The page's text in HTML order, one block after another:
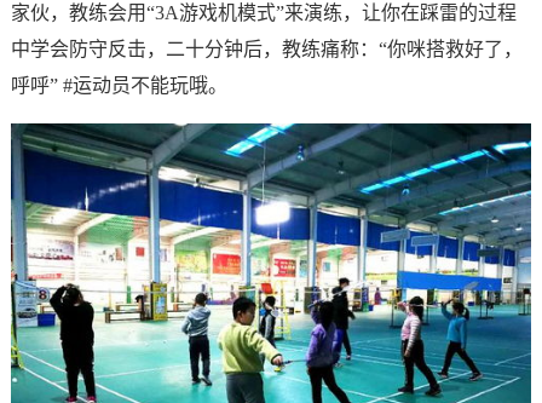
家伙，教练会用“3A游戏机模式”来演练，让你在踩雷的过程
中学会防守反击，二十分钟后，教练痛称：“你咪搭救好了，
呼呼” #运动员不能玩哦。